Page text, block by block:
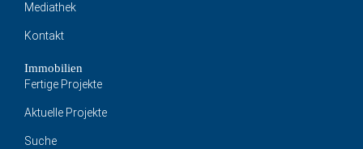
Mediathek
Kontakt
Immobilien
Fertige Projekte
Aktuelle Projekte
Suche